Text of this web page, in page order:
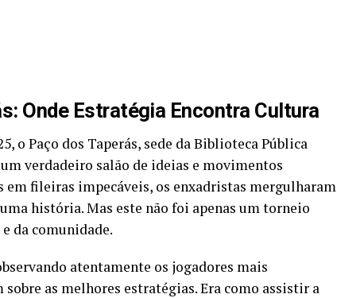
Onde Estratégia Encontra Cultura
o Paço dos Taperás, sede da Biblioteca Pública
verdadeiro salão de ideias e movimentos
em fileiras impecáveis, os enxadristas mergulharam
história. Mas este não foi apenas um torneio
da comunidade.
atentamente os jogadores mais
as melhores estratégias. Era como assistir a